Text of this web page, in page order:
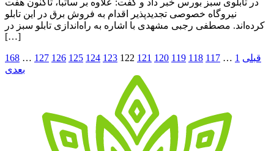
نیروگاه خصوصی تجدیدپذیر اقدام به فروش برق در این تابلو
کرده‌اند. مصطفی رجبی مشهدی با اشاره به راه‌اندازی تابلو سبز در
[…]
قبلی 1
…
117
118
119
120
121
122
123
124
125
126
127
…
168
بعدی